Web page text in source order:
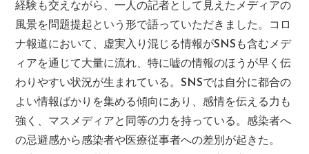
経験も交えながら、一人の記者として見えたメディアの
風景を問題提起という形で語っていただきました。コロ
ナ報道において、虚実入り混じる情報がSNSも含むメデ
ィアを通じて大量に流れ、特に嘘の情報のほうが早く伝
わりやすい状況が生まれている。SNSでは自分に都合の
よい情報ばかりを集める傾向にあり、感情を伝える力も
強く、マスメディアと同等の力を持っている。感染者へ
の忌避感から感染者や医療従事者への差別が起きた。